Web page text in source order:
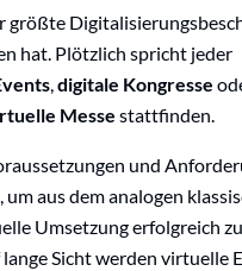
größte
hat. Plötzlich spricht jeder
,digitale Kongresse
Messe stattfinden.
und
aus dem analogen
Umsetzung erfolgreich zu
Sicht werden virtuelle